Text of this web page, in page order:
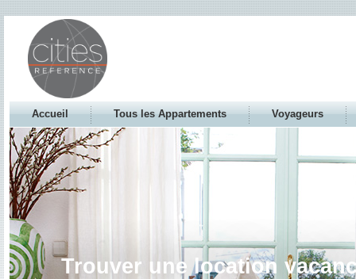
Accueil Tous les Appartements Voyageurs
Trouver une location